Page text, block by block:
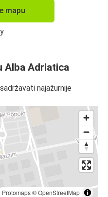
mapu
Alba Adriatica
najažurnije
Protomaps©OpenStreetMap